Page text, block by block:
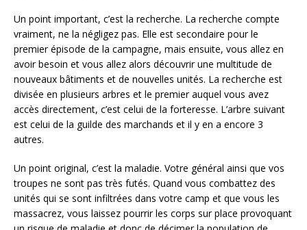
Un point important, c’est la recherche. La recherche compte
vraiment, ne la négligez pas. Elle est secondaire pour le
premier épisode de la campagne, mais ensuite, vous allez en
avoir besoin et vous allez alors découvrir une multitude de
nouveaux bâtiments et de nouvelles unités. La recherche est
divisée en plusieurs arbres et le premier auquel vous avez
accès directement, c’est celui de la forteresse. L’arbre suivant
est celui de la guilde des marchands et il y en a encore 3
autres.
Un point original, c’est la maladie. Votre général ainsi que vos
troupes ne sont pas très futés. Quand vous combattez des
unités qui se sont infiltrées dans votre camp et que vous les
massacrez, vous laissez pourrir les corps sur place provoquant